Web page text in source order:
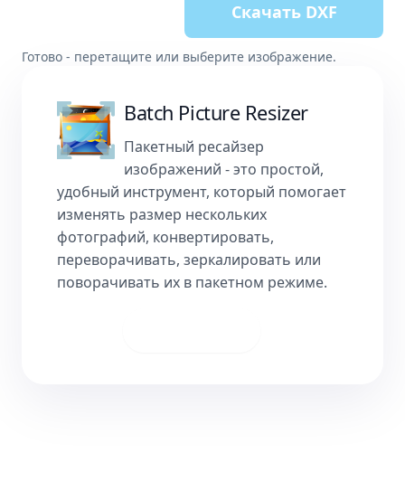
Скачать DXF
Готово - перетащите или выберите изображение.
Batch Picture Resizer
Пакетный ресайзер
изображений - это простой,
удобный инструмент, который помогает
изменять размер нескольких
фотографий, конвертировать,
переворачивать, зеркалировать или
поворачивать их в пакетном режиме.